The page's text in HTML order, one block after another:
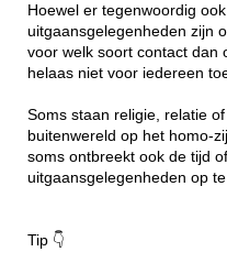
Hoewel er tegenwoordig
uitgaansgelegenheden zijn
voor welk soort contact dan
helaas niet voor iedereen
Soms staan religie, relatie
buitenwereld op het homo-
soms ontbreekt ook de tijd
uitgaansgelegenheden op te
Tip 👇